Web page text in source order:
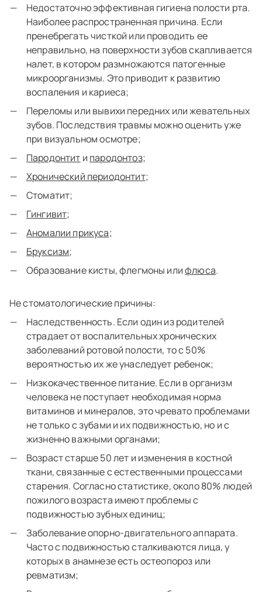
Недостаточно эффективная гигиена полости рта.
Наиболее распространенная причина. Если
пренебрегать чисткой или проводить ее
неправильно, на поверхности зубов скапливается
налет, в котором размножаются патогенные
микроорганизмы. Это приводит к развитию
воспаления и кариеса;
Переломы или вывихи передних или жевательных
зубов. Последствия травмы можно оценить уже
при визуальном осмотре;
Пародонтит и пародонтоз;
Хронический периодонтит;
Стоматит;
Гингивит;
Аномалии прикуса;
Бруксизм;
Образование кисты, флегмоны илифлюса.
Не стоматологические причины:
Наследственность. Если один из родителей
страдает от воспалительных хронических
заболеваний ротовой полости, то с 50%
вероятностью их же унаследует ребенок;
Низкокачественное питание. Если в организм
человека не поступает необходимая норма
витаминов и минералов, это чревато проблемами
не только с зубами и их подвижностью, но и с
жизненно важными органами;
Возраст старше 50 лет и изменения в костной
ткани, связанные с естественными процессами
старения. Согласно статистике, около 80% людей
пожилого возраста имеют проблемы с
подвижностью зубных единиц;
Заболевание опорно-двигательного аппарата.
Часто с подвижностью сталкиваются лица, у
которых в анамнезе есть остеопороз или
ревматизм;